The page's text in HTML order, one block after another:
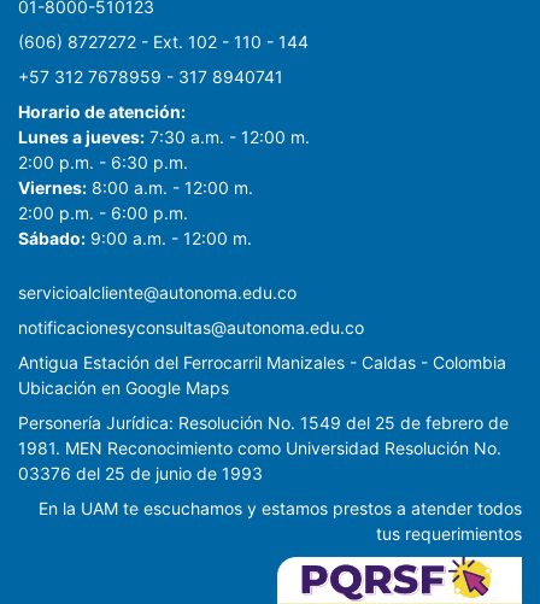
01-8000-510123
(606) 8727272 - Ext. 102 - 110 - 144
+57 312 7678959 - 317 8940741
Horario de atención:
Lunes a jueves: 7:30 a.m. - 12:00 m.
2:00 p.m. - 6:30 p.m.
Viernes: 8:00 a.m. - 12:00 m.
2:00 p.m. - 6:00 p.m.
Sábado: 9:00 a.m. - 12:00 m.
servicioalcliente@autonoma.edu.co
notificacionesyconsultas@autonoma.edu.co
Antigua Estación del Ferrocarril Manizales - Caldas - Colombia
Ubicación en Google Maps
Personería Jurídica: Resolución No. 1549 del 25 de febrero de
1981. MEN Reconocimiento como Universidad Resolución No.
03376 del 25 de junio de 1993
En la UAM te escuchamos y estamos prestos a atender todos
tus requerimientos